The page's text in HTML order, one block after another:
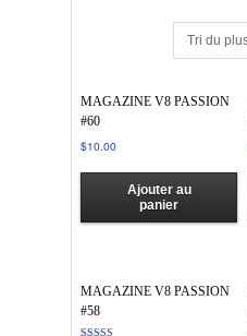
MAGAZINE V8 PASSION
#60
$10.00
Ajouter au
panier
MAGAZINE V8 PASSION
#58